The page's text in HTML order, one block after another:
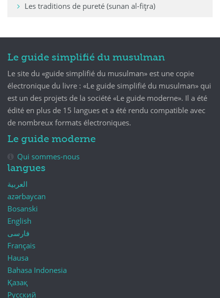
Les traditions de pureté (sunan al-fiţra)
Le guide simplifié du musulman
Le site du «guide simplifié du musulman» est une copie
électronique du livre : «Le guide simplifié du musulman» qui
est un des projets de la société «Le guide moderne». Il a été
édité en plus de 15 langues et a été rendu compatible avec
de nombreux formats électroniques.
Le guide moderne
Qui sommes-nous
langues
العربية
azərbaycan
Bosanski
English
فارسی
Français
Hausa
Bahasa Indonesia
Қазақ
Русский